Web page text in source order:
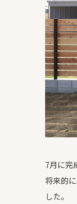
7月に完
将来的
した。